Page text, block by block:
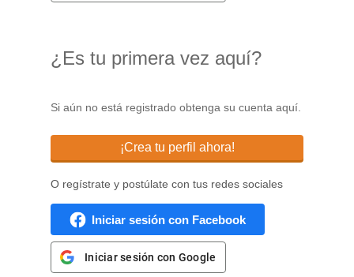
¿Es tu primera vez aquí?
Si aún no está registrado obtenga su cuenta aquí.
¡Crea tu perfil ahora!
O regístrate y postúlate con tus redes sociales
Iniciar sesión con Facebook
Iniciar sesión con Google